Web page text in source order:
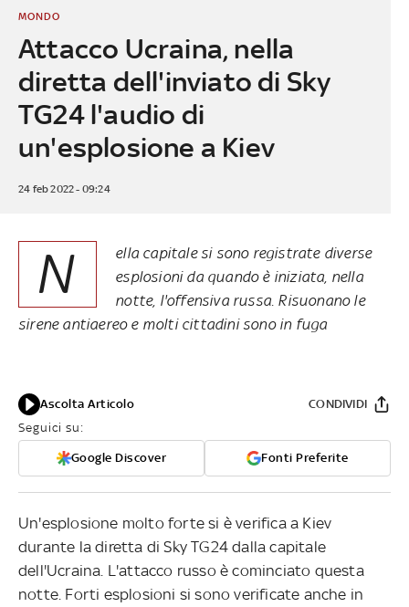
Attacco Ucraina, nella
diretta dell'inviato di Sky
TG24 l'audio di
un'esplosione a Kiev
MONDO
24 feb 2022 - 09:24
N
ella capitale si sono registrate diverse
esplosioni da quando è iniziata, nella
notte, l'offensiva russa. Risuonano le
sirene antiaereo e molti cittadini sono in fuga
Ascolta Articolo
Seguici su:
Google Discover Fonti Preferite
CONDIVIDI
Un'esplosione molto forte si è verifica a Kiev
durante la diretta di Sky TG24 dalla capitale
dell'Ucraina. L'attacco russo è cominciato questa
notte. Forti esplosioni si sono verificate anche in